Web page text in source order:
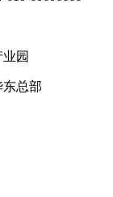
园
总部